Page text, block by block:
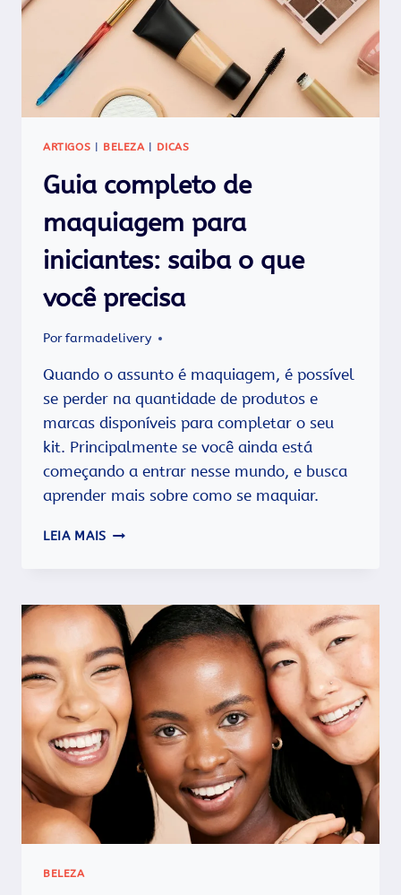
ARTIGOS | BELEZA | DICAS
Guia completo de
maquiagem para
iniciantes: saiba o que
você precisa
Porfarmadelivery
Quando o assunto é maquiagem, é possível
se perder na quantidade de produtos e
marcas disponíveis para completar o seu
kit. Principalmente se você ainda está
começando a entrar nesse mundo, e busca
aprender mais sobre como se maquiar.
LEIA MAIS GUIA
PARA
INICIANTES:
SAIBA
O
QUE
VOCÊ
PRECISA
BELEZA